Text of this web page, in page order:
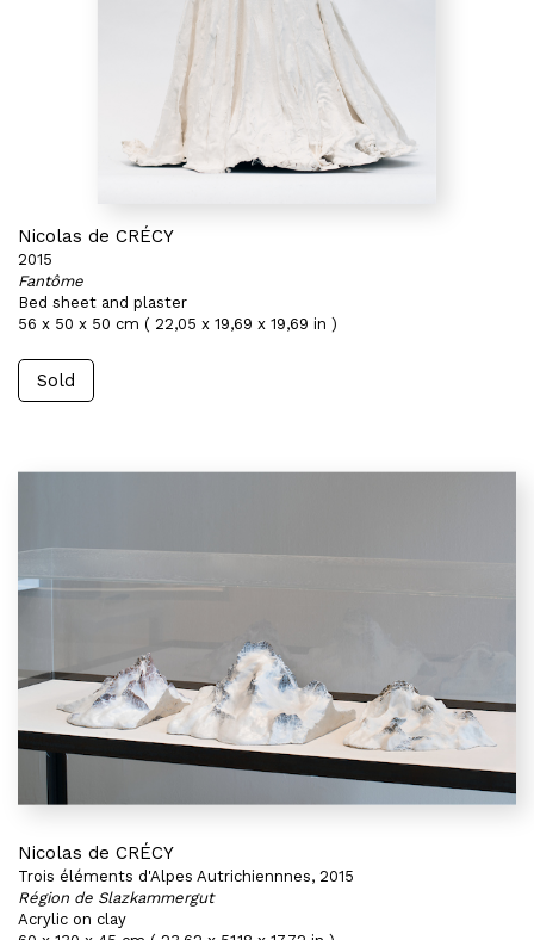
Nicolas de CRÉCY
2015
Fantôme
Bed sheet and plaster
56 x 50 x 50 cm ( 22,05 x 19,69 x 19,69 in )
Sold
Nicolas de CRÉCY
Trois éléments d'Alpes Autrichiennnes, 2015
Région de Slazkammergut
Acrylic on clay